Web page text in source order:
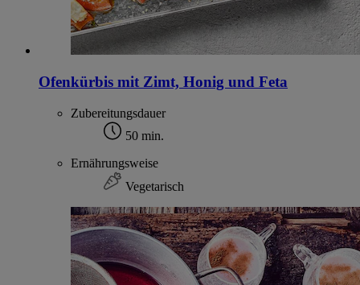
Ofenkürbis mit Zimt, Honig und Feta
Zubereitungsdauer
50 min.
Ernährungsweise
Vegetarisch